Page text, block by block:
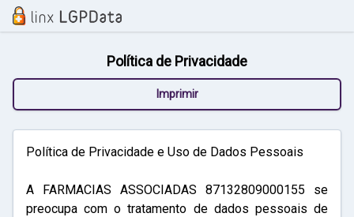
Política de Privacidade
Imprimir
Política de Privacidade e Uso de Dados Pessoais
A FARMACIAS ASSOCIADAS 87132809000155 se
preocupa com o tratamento de dados pessoais de